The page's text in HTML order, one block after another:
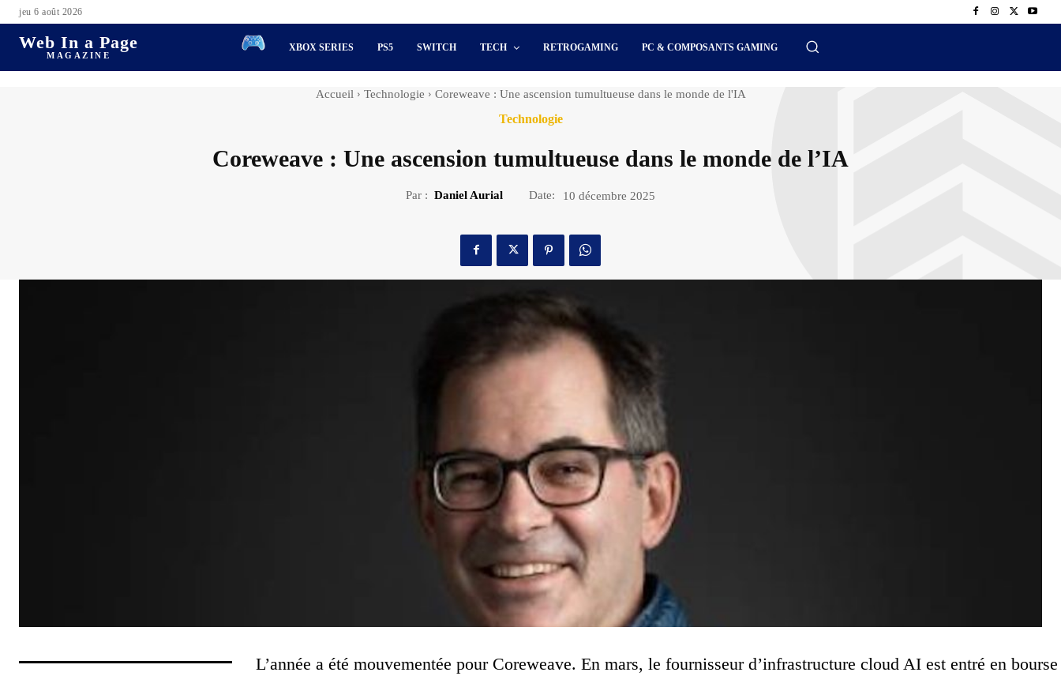
jeu 6 août 2026
Web In a Page
MAGAZINE
XBOX SERIES PS5 SWITCH TECH RETROGAMING PC & COMPOSANTS GAMING
Accueil Technologie Coreweave : Une ascension tumultueuse dans le monde de l'IA
Technologie
Coreweave : Une ascension tumultueuse dans le monde de l’IA
Par : Daniel Aurial Date: 10 décembre 2025
L’année a été mouvementée pour Coreweave. En mars, le fournisseur d’infrastructure cloud AI est entré en bourse